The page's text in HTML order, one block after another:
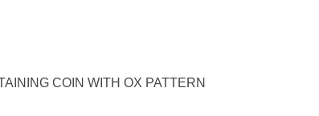
COIN WITH OX PATTERN